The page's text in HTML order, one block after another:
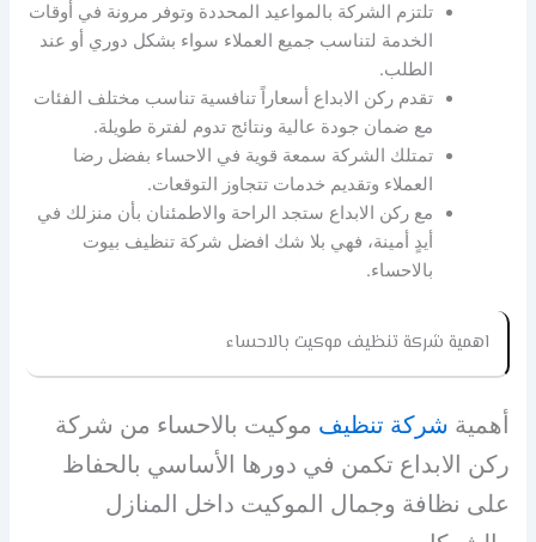
تلتزم الشركة بالمواعيد المحددة وتوفر مرونة في أوقات
الخدمة لتناسب جميع العملاء سواء بشكل دوري أو عند
الطلب.
تقدم ركن الابداع أسعاراً تنافسية تناسب مختلف الفئات
مع ضمان جودة عالية ونتائج تدوم لفترة طويلة.
تمتلك الشركة سمعة قوية في الاحساء بفضل رضا
العملاء وتقديم خدمات تتجاوز التوقعات.
مع ركن الابداع ستجد الراحة والاطمئنان بأن منزلك في
أيدٍ أمينة، فهي بلا شك افضل شركة تنظيف بيوت
بالاحساء.
اهمية شركة تنظيف موكيت بالاحساء
أهمية شركة تنظيف موكيت بالاحساء من شركة
ركن الابداع تكمن في دورها الأساسي بالحفاظ
على نظافة وجمال الموكيت داخل المنازل